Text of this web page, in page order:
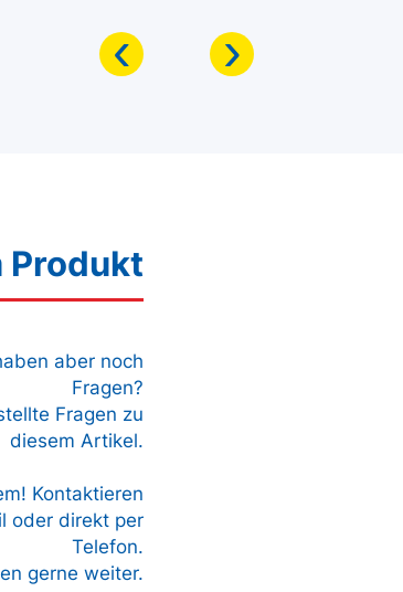
‹ ›
Produkt
aber noch
Fragen?
Fragen zu
diesem Artikel.
Kontaktieren
oder direkt per
Telefon.
gerne weiter.